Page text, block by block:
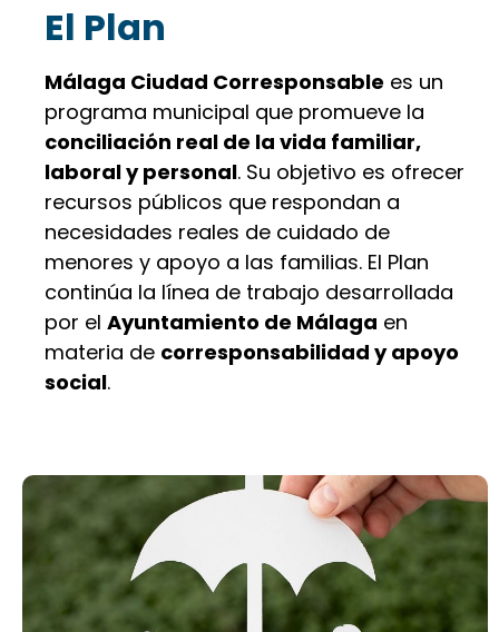
El Plan
Málaga Ciudad Corresponsable es un
programa municipal que promueve la
conciliación real de la vida familiar,
laboral y personal. Su objetivo es ofrecer
recursos públicos que respondan a
necesidades reales de cuidado de
menores y apoyo a las familias. El Plan
continúa la línea de trabajo desarrollada
por el Ayuntamiento de Málaga en
materia de corresponsabilidad y apoyo
social.